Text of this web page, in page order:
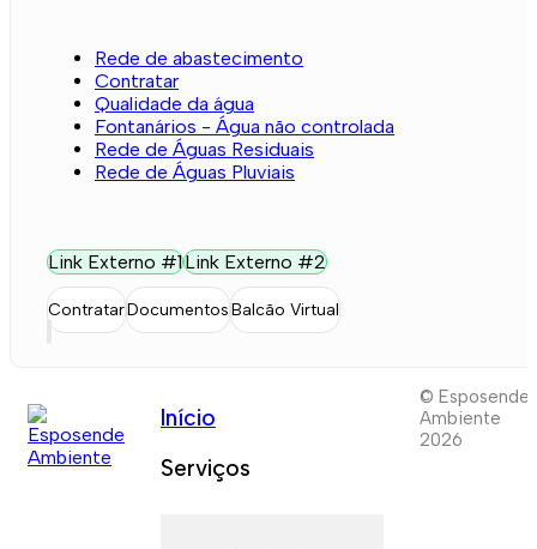
Rede de abastecimento
Contratar
Qualidade da água
Fontanários - Água não controlada
Rede de Águas Residuais
Rede de Águas Pluviais
Link Externo #1Link Externo #2
ContratarDocumentosBalcão Virtual
Início
Serviços
© Esposende
Ambiente
2026